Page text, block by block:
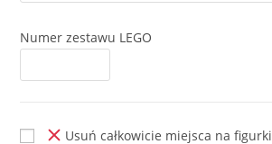
Numer zestawu LEGO
Usuń całkowicie miejsca na figurki